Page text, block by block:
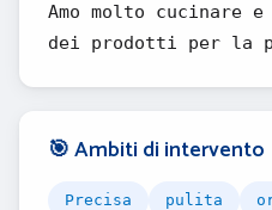
Amo molto cucinare e
dei prodotti per la
🎯 Ambiti di intervento
Precisa pulita